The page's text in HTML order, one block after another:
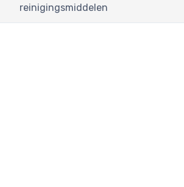
reinigingsmiddelen